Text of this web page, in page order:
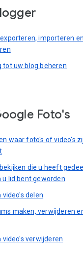
importeren
tot uw blog beheren
Foto's
waar foto's of video's
die u heeft
u lid bent geworden
video's delen
maken, verwijderen
video's verwijderen